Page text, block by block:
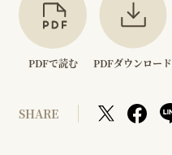
PDFで読む PDFダウンロード
SHARE